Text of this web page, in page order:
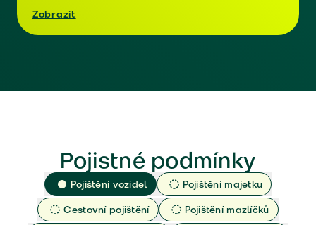
Zobrazit
Pojistné podmínky
Pojištění vozidel
Pojištění majetku
Cestovní pojištění
Pojištění mazlíčků